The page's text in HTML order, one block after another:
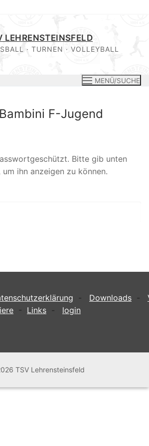
LEHRENSTEINSFELD
· TURNEN · VOLLEYBALL
MENÜ/SUCHE
F-Jugend
Bitte gib unten
ihn anzeigen zu können.
- Downloads -
- Links - login
TSV Lehrensteinsfeld